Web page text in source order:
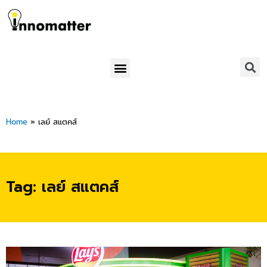
Skip
to
content
Menu
Home » เลย์ สแตคส์
Tag: เลย์ สแตคส์